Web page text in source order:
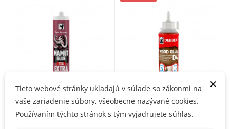
DEN BRAVEN Mamut Glue
TOTAL 290ml biely
Den Braven polyuretánové
lepidlo na drevo D4 250g
×
Tieto webové stránky ukladajú v súlade so zákonmi na
vaše zariadenie súbory, všeobecne nazývané cookies.
Používaním týchto stránok s tým vyjadrujete súhlas.